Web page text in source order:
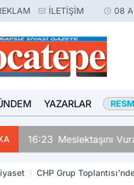
İLETIŞIM 08
YAZARLAR
16:23 Meslektaşını
CHP Grup